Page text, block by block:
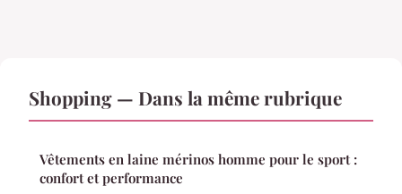
Shopping — Dans la même rubrique
Vêtements en laine mérinos homme pour le sport :
confort et performance